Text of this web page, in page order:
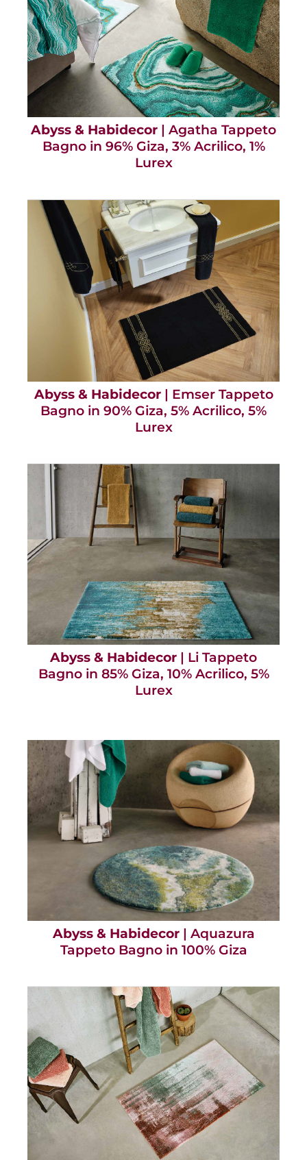
Abyss & Habidecor | Agatha Tappeto
Bagno in 96% Giza, 3% Acrilico, 1%
Lurex
Abyss & Habidecor| Emser Tappeto
Bagno in 90% Giza, 5% Acrilico, 5%
Lurex
Abyss & Habidecor | Li Tappeto
Bagno in 85% Giza, 10% Acrilico, 5%
Lurex
Abyss & Habidecor| Aquazura
Tappeto Bagno in 100% Giza